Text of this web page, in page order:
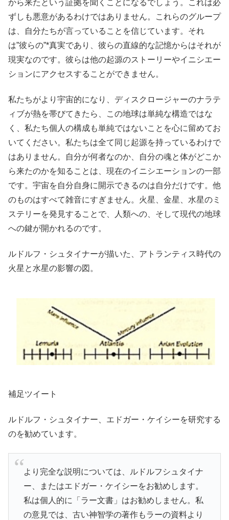
から来たという証拠を聞くことになるでしょう。これは必
ずしも悪意があるわけではありません。これらのグループ
は、自分たちが言っていることを信じています。それ
は”彼らの”*真実であり、彼らの直線的な記憶からはそれが
現実なのです。彼らは他の起源のストーリーやイニシエー
ションにアクセスすることができません。
私たちがより宇宙的になり、ディスクロージャーのナラテ
ィブが熱を帯びてきたら、この地球は単純な構造ではな
く、私たち個人の構成も単純ではないことを心に留めてお
いてください。私たちは全て同じ起源を持っているわけで
はありません。自分が何者なのか、自分の魂と体がどこか
ら来たのかを知ることは、現在のイニシエーションの一部
です。宇宙を自分自身に開示できるのは自分だけです。他
のものはすべて雑音にすぎません。火星、金星、水星のミ
ステリーを発見することで、人類への、そして現代の地球
への鍵が開かれるのです。
ルドルフ・シュタイナーが描いた、アトランティス時代の
火星と水星の影響の図。
補足ツイート
ルドルフ・シュタイナー、エドガー・ケイシーを研究する
のを勧めています。
より完全な説明については、ルドルフシュタイナ
ー、またはエドガー・ケイシーをお勧めします。
私は個人的に「ラー文書」はお勧めしません。私
の意見では、古い神智学の著作もラーの資料より